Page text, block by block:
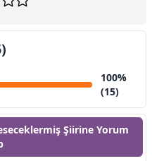
100%
(15)
Şiirine Yorum